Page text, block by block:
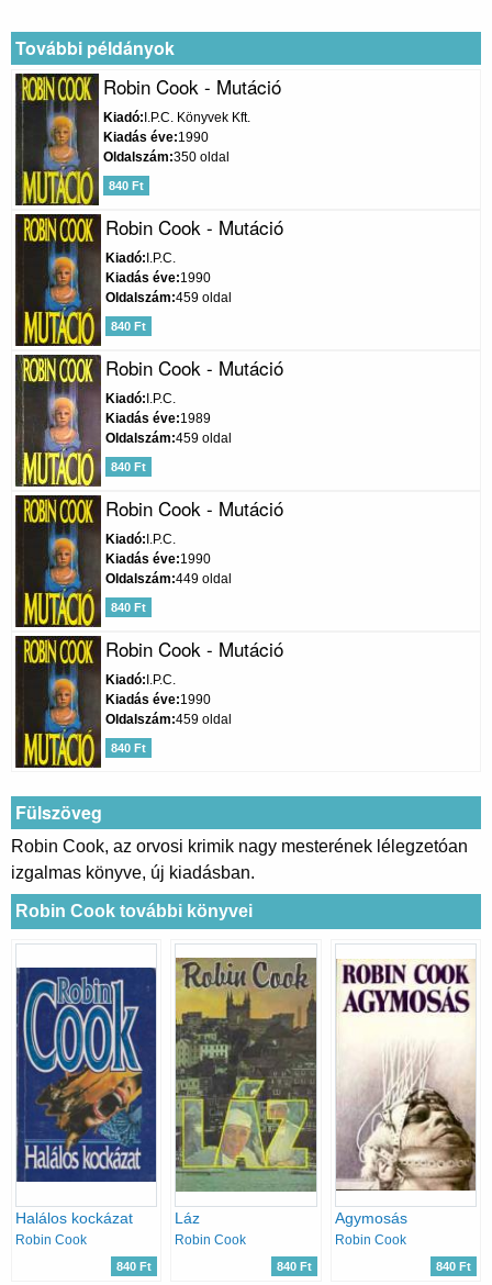
További példányok
Robin Cook - Mutáció
Kiadó I.P.C. Könyvek Kft.
Kiadás éve 1990
Oldalszám 350 oldal
840 Ft
Robin Cook - Mutáció
Kiadó I.P.C.
Kiadás éve 1990
Oldalszám 459 oldal
840 Ft
Robin Cook - Mutáció
Kiadó I.P.C.
Kiadás éve 1989
Oldalszám 459 oldal
840 Ft
Robin Cook - Mutáció
Kiadó I.P.C.
Kiadás éve 1990
Oldalszám 449 oldal
840 Ft
Robin Cook - Mutáció
Kiadó I.P.C.
Kiadás éve 1990
Oldalszám 459 oldal
840 Ft
Fülszöveg
Robin Cook, az orvosi krimik nagy mesterének lélegzetóan
izgalmas könyve, új kiadásban.
Robin Cook további könyvei
Halálos kockázat
Robin Cook
840 Ft
Láz
Robin Cook
840 Ft
Agymosás
Robin Cook
840 Ft